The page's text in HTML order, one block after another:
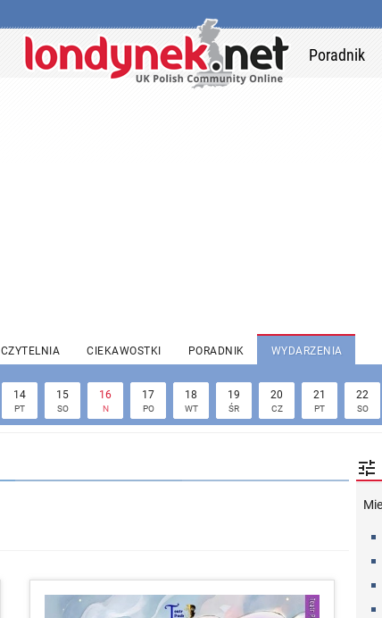
Poradnik
CZYTELNIA CIEKAWOSTKI PORADNIK WYDARZENIA
14
PT
15
SO
16
N
17
PO
18
WT
19
ŚR
20
CZ
21
PT
22
SO
